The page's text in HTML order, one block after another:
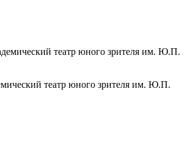
театр юного зрителя им. Ю.П.